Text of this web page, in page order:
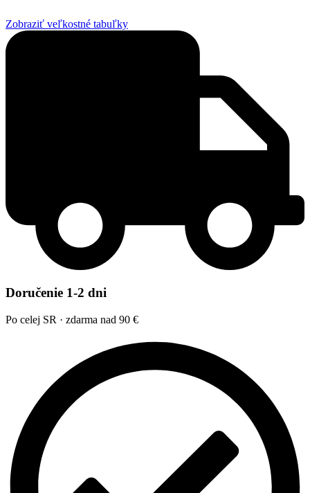
Zobraziť veľkostné tabuľky
Doručenie 1-2 dni
Po celej SR · zdarma nad 90 €